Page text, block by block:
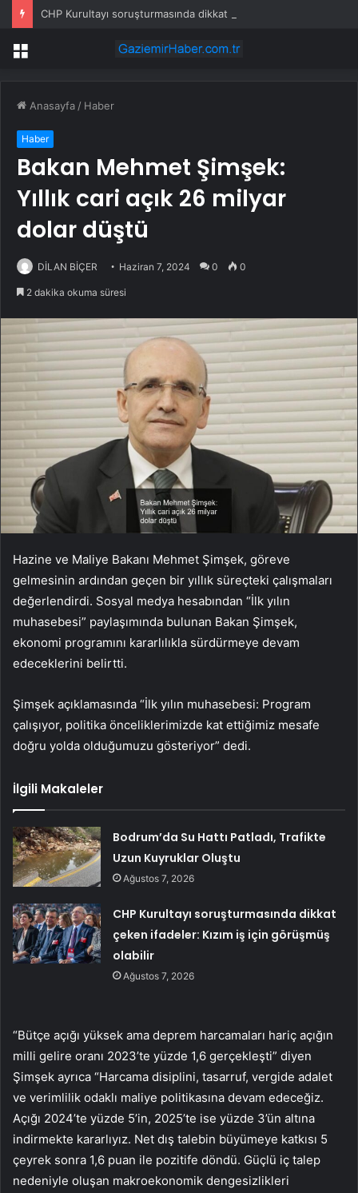
Menü
Anasayfa / Haber
Haber
Bakan Mehmet Şimşek:
Yıllık cari açık 26 milyar
dolar düştü
DİLAN BİÇER Haziran 7, 2024 0 0
2 dakika okuma süresi
Hazine ve Maliye Bakanı Mehmet Şimşek, göreve
gelmesinin ardından geçen bir yıllık süreçteki çalışmaları
değerlendirdi. Sosyal medya hesabından “İlk yılın
muhasebesi” paylaşımında bulunan Bakan Şimşek,
ekonomi programını kararlılıkla sürdürmeye devam
edeceklerini belirtti.
Şimşek açıklamasında “İlk yılın muhasebesi: Program
çalışıyor, politika önceliklerimizde kat ettiğimiz mesafe
doğru yolda olduğumuzu gösteriyor” dedi.
İlgili Makaleler
Bodrum’da Su Hattı Patladı, Trafikte
Uzun Kuyruklar Oluştu
Ağustos 7, 2026
CHP Kurultayı soruşturmasında dikkat
çeken ifadeler: Kızım iş için görüşmüş
olabilir
Ağustos 7, 2026
“Bütçe açığı yüksek ama deprem harcamaları hariç açığın
milli gelire oranı 2023’te yüzde 1,6 gerçekleşti” diyen
Şimşek ayrıca “Harcama disiplini, tasarruf, vergide adalet
ve verimlilik odaklı maliye politikasına devam edeceğiz.
Açığı 2024’te yüzde 5’in, 2025’te ise yüzde 3’ün altına
indirmekte kararlıyız. Net dış talebin büyümeye katkısı 5
çeyrek sonra 1,6 puan ile pozitife döndü. Güçlü iç talep
nedeniyle oluşan makroekonomik dengesizlikleri